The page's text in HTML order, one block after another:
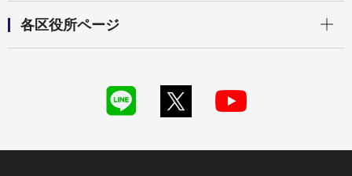
各区役所ページ